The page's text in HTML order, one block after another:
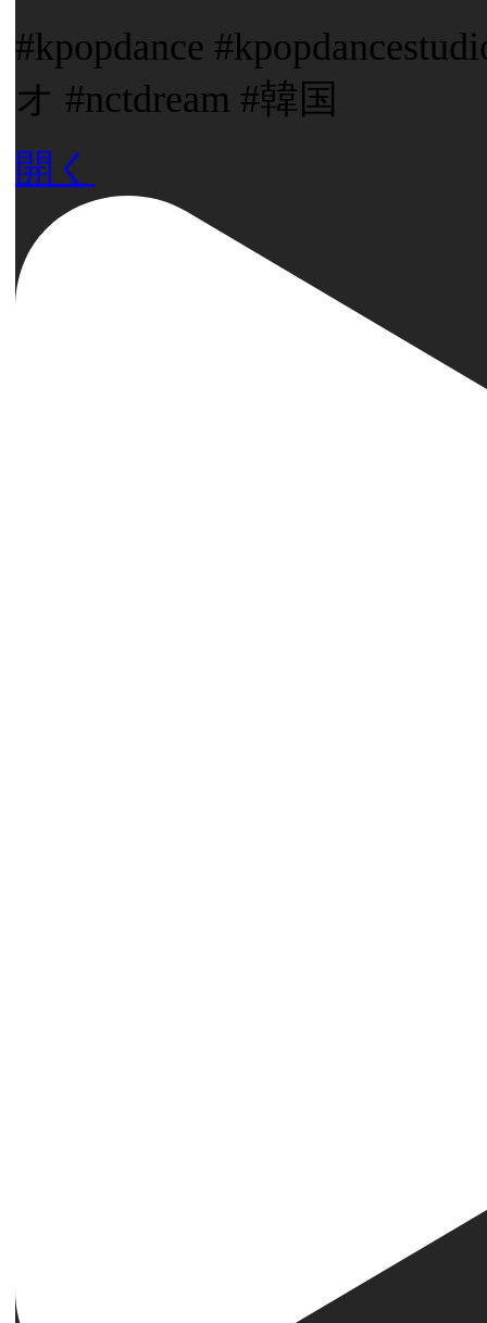
#kpopdance
オ #nctdream #韓国
開く